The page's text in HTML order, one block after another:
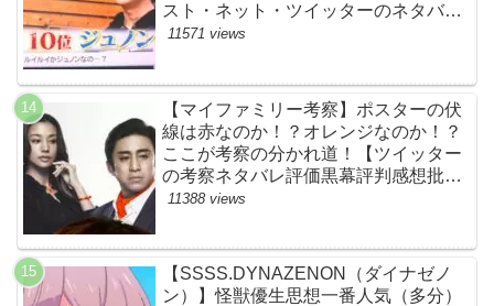
スト・ネット・ツイッターのネタバレ
考察まとめ感想評価評判・スッキリ・
11571 views
【マイファミリー考察】ポスターの伏
線は赤なのか！？オレンジなのか！？
ここが考察の分かれ道！【ツイッター
の考察ネタバレ評価黒幕評判感想批判
原作犯人キャスト脚本あらすじ伏線ま
11388 views
【SSSS.DYNAZENON（ダイナゼノ
ン）】怪獣優生思想一番人気（多分）